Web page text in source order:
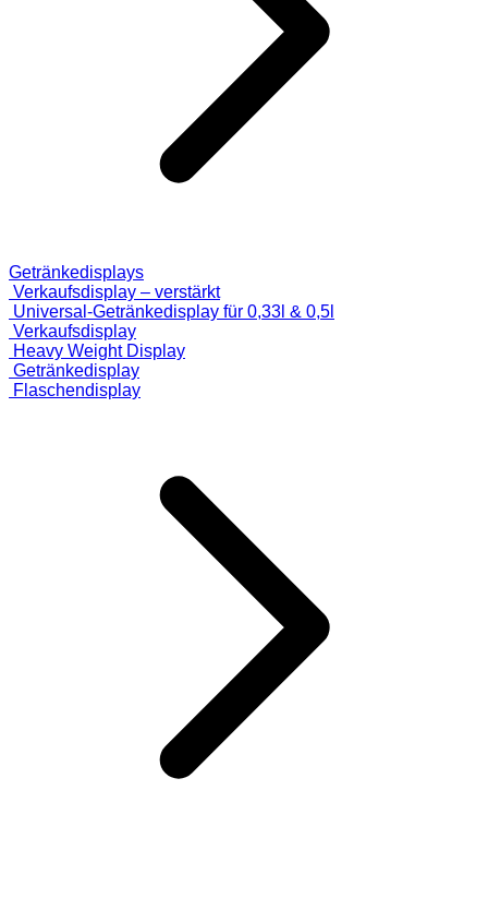
Getränkedisplays
Verkaufsdisplay – verstärkt
Universal-Getränkedisplay für 0,33l & 0,5l
Verkaufsdisplay
Heavy Weight Display
Getränkedisplay
Flaschendisplay